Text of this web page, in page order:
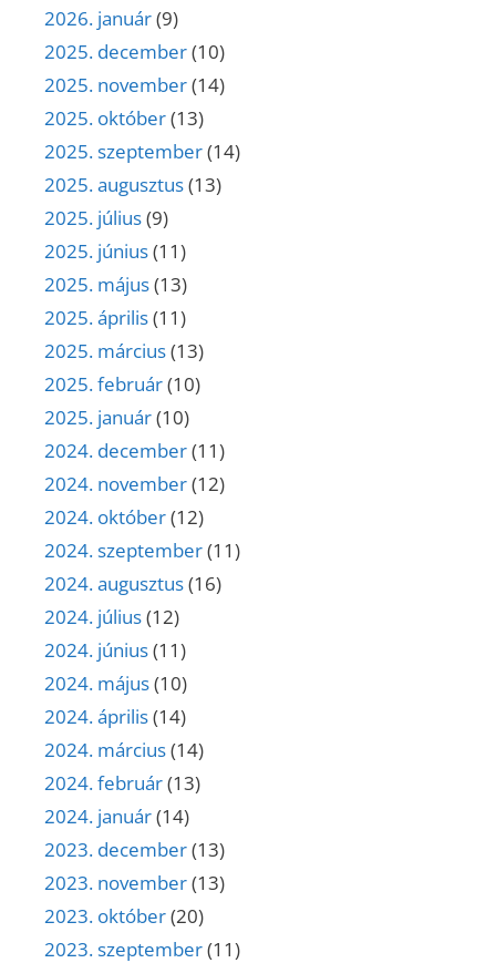
2026. január(9)
2025. december(10)
2025. november(14)
2025. október(13)
2025. szeptember(14)
2025. augusztus(13)
2025. július(9)
2025. június(11)
2025. május(13)
2025. április(11)
2025. március(13)
2025. február(10)
2025. január(10)
2024. december(11)
2024. november(12)
2024. október(12)
2024. szeptember(11)
2024. augusztus(16)
2024. július(12)
2024. június(11)
2024. május(10)
2024. április(14)
2024. március(14)
2024. február(13)
2024. január(14)
2023. december(13)
2023. november(13)
2023. október(20)
2023. szeptember(11)